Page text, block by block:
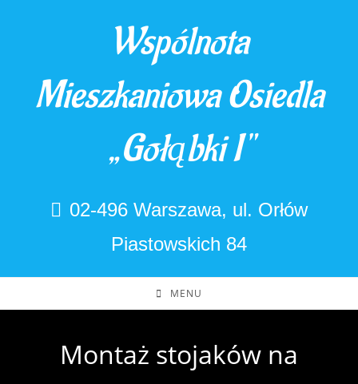
Wspólnota
Mieszkaniowa Osiedla
„Gołąbki I"
02-496 Warszawa, ul. Orłów
Piastowskich 84
MENU
Montaż stojaków na